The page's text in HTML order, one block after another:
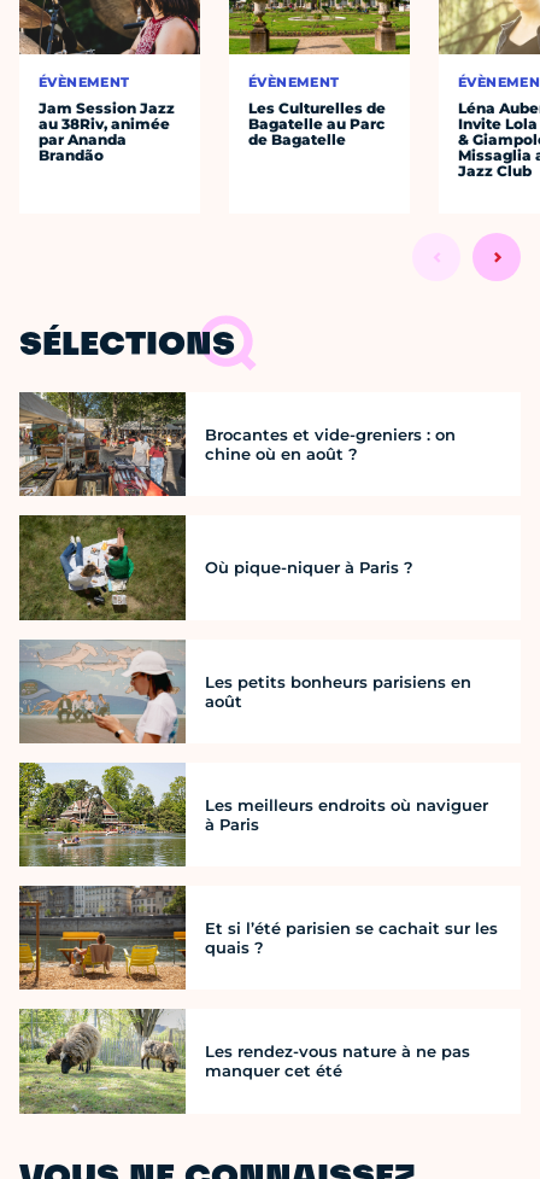
ÉVÈNEMENT
Jam Session Jazz
au 38Riv, animée
par Ananda
Brandão
ÉVÈNEMENT
Les Culturelles de
Bagatelle au Parc
de Bagatelle
Léna
Invite Lola
&
Missaglia
Jazz Club
SÉLECTIONS
Brocantes et vide-greniers : on
chine où en août ?
Où pique-niquer à Paris ?
Les petits bonheurs parisiens en
août
Les meilleurs endroits où naviguer
à Paris
Et si l’été parisien se cachait sur les
quais ?
Les rendez-vous nature à ne pas
manquer cet été